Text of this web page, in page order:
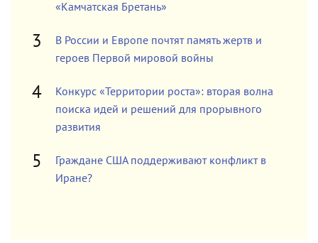
«Камчатская Бретань»
В России и Европе почтят память жертв и
героев Первой мировой войны
Конкурс «Территории роста»: вторая волна
поиска идей и решений для прорывного
развития
Граждане США поддерживают конфликт в
Иране?